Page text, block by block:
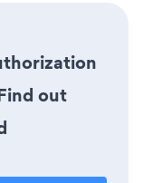
out